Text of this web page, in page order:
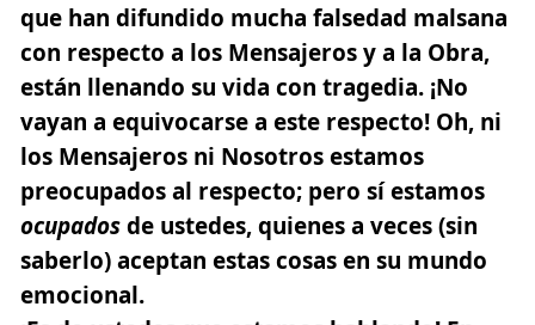
que han difundido mucha falsedad malsana
con respecto a los Mensajeros y a la Obra,
están llenando su vida con tragedia. ¡No
vayan a equivocarse a este respecto! Oh, ni
los Mensajeros ni Nosotros estamos
preocupados al respecto; pero sí estamos
ocupadosde ustedes, quienes a veces (sin
saberlo) aceptan estas cosas en su mundo
emocional.